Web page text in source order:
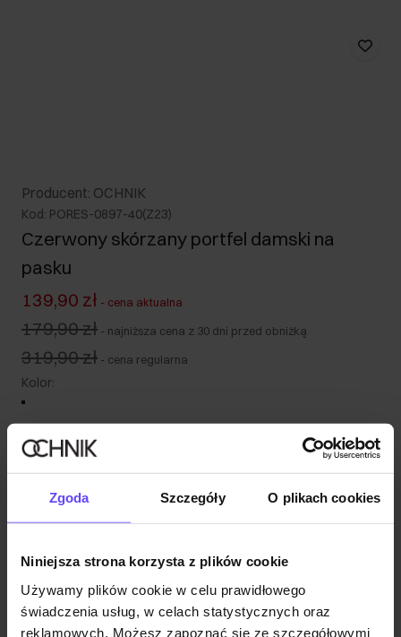
Zgoda Szczegóły O plikach cookies
Niniejsza strona korzysta z plików cookie
Używamy plików cookie w celu prawidłowego
świadczenia usług, w celach statystycznych oraz
reklamowych. Możesz zapoznać się ze szczegółowymi
Producent: OCHNIK
Kod: PORES-0897-40(Z23)
Czerwony skórzany portfel damski na
pasku
139,90 zł - cena aktualna
179,90 zł - najniższa cena z 30 dni przed obniżką
319,90 zł - cena regularna
Kolor:
Opis produktu
Opinie